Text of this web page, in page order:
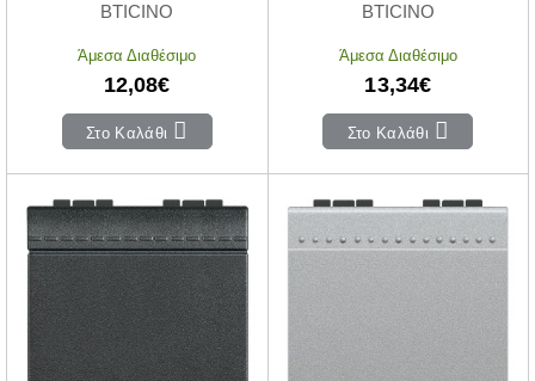
BTICINO
Άμεσα Διαθέσιμο
12,08€
Στο Καλάθι
BTICINO
Άμεσα Διαθέσιμο
13,34€
Στο Καλάθι